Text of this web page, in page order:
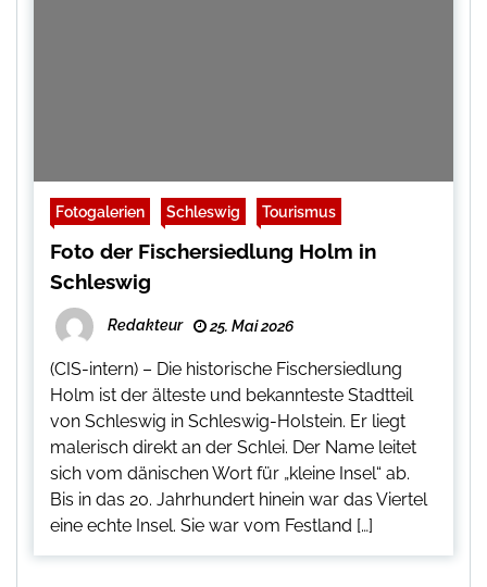
Fotogalerien Schleswig Tourismus
Foto der Fischersiedlung Holm in
Schleswig
Redakteur 25. Mai 2026
(CIS-intern) – Die historische Fischersiedlung
Holm ist der älteste und bekannteste Stadtteil
von Schleswig in Schleswig-Holstein. Er liegt
malerisch direkt an der Schlei. Der Name leitet
sich vom dänischen Wort für „kleine Insel“ ab.
Bis in das 20. Jahrhundert hinein war das Viertel
eine echte Insel. Sie war vom Festland […]